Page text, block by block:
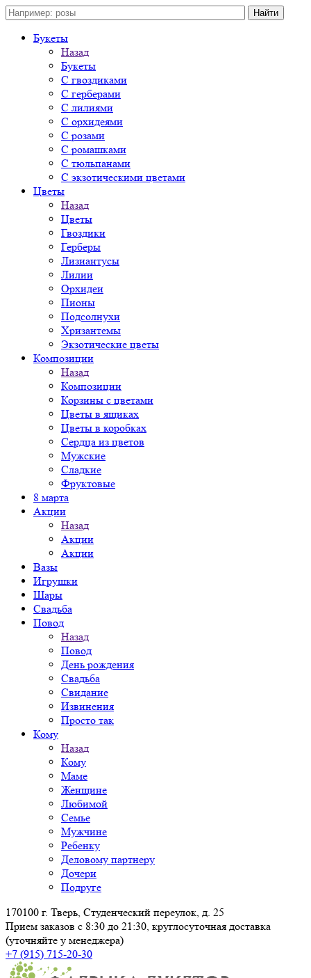
Букеты
Назад
Букеты
С гвоздиками
С герберами
С лилиями
С орхидеями
С розами
С ромашками
С тюльпанами
С экзотическими цветами
Цветы
Назад
Цветы
Гвоздики
Герберы
Лизиантусы
Лилии
Орхидеи
Пионы
Подсолнухи
Хризантемы
Экзотические цветы
Композиции
Назад
Композиции
Корзины с цветами
Цветы в ящиках
Цветы в коробках
Сердца из цветов
Мужские
Сладкие
Фруктовые
8 марта
Акции
Назад
Акции
Акции
Вазы
Игрушки
Шары
Свадьба
Повод
Назад
Повод
День рождения
Свадьба
Свидание
Извинения
Просто так
Кому
Назад
Кому
Маме
Женщине
Любимой
Семье
Мужчине
Ребенку
Деловому партнеру
Дочери
Подруге
170100 г. Тверь, Студенческий переулок, д. 25
Прием заказов с 8:30 до 21:30, круглосуточная доставка
(уточняйте у менеджера)
+7 (915) 715-20-30